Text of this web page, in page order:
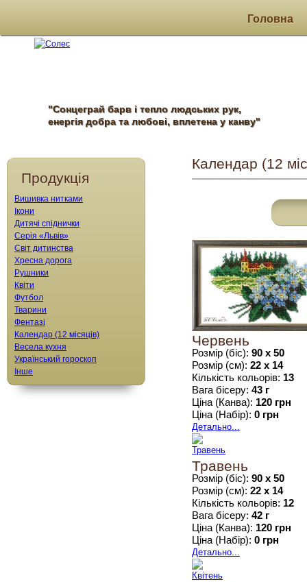
Головна
"Сонцеграй барв і тепло людських рук,
енергія добра та любові, вплетена у канву"
Календар (12
Червень
Розмір (біс): 90 x 50
Розмір (см): 22 х 14
Кількість кольорів: 13
Вага бісеру: 43 г
Ціна (Канва): 120 грн
Ціна (Набір): 0 грн
Детально...
Травень
Розмір (біс): 90 x 50
Розмір (см): 22 х 14
Кількість кольорів: 12
Вага бісеру: 42 г
Ціна (Канва): 120 грн
Ціна (Набір): 0 грн
Детально...
Продукція
Вишивка нитками
Ікони
Дитячі спіднички
Серія «Львів»
Світ дитинства
Хресна дорога
Рушники
Квіти
Футбол
Тварини
Фентазі
Календар (12 місяців)
Весела кухня
Український гороскоп
Інше